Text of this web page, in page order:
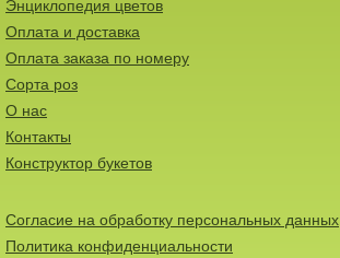
Энциклопедия цветов
Оплата и доставка
Оплата заказа по номеру
Сорта роз
О нас
Контакты
Конструктор букетов
Согласие на обработку персональных данных
Политика конфиденциальности